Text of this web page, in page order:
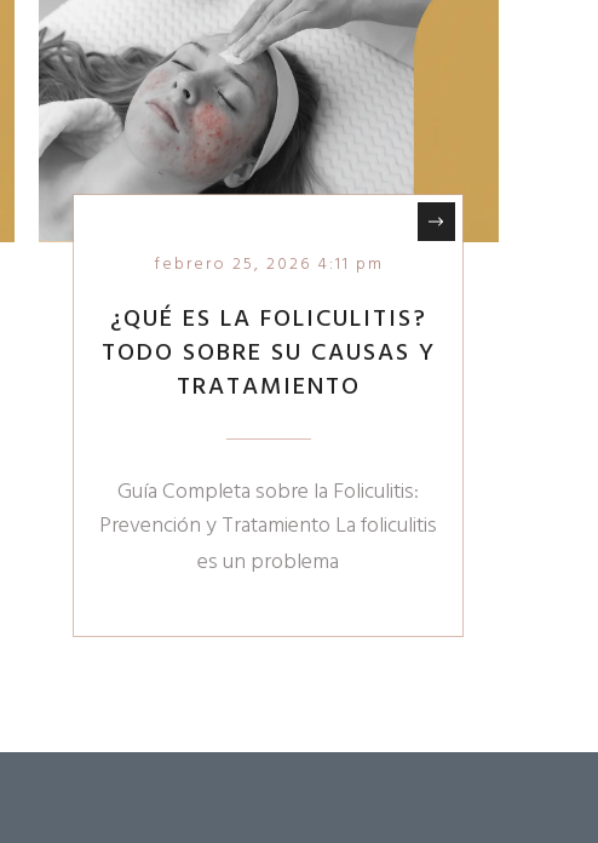
febrero 25, 2026 4:11 pm
¿QUÉ ES LA FOLICULITIS?
TODO SOBRE SU CAUSAS Y
TRATAMIENTO
Guía Completa sobre la Foliculitis:
Prevención y Tratamiento La foliculitis
es un problema